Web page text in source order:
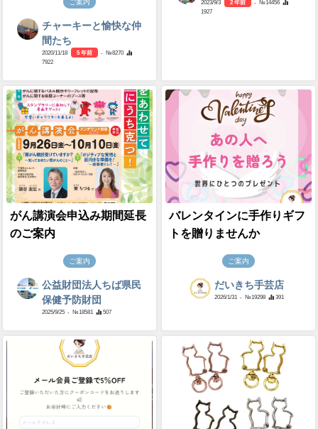
ご案内
チャーキーと愉快な仲
間たち
2020/11/18 5 年前
- №8270
7922
2023/9/3 2 年前
- №14456
1927
がん講演会申込み期間延長
のご案内
ご案内
公益財団法人ちば県民
保健予防財団
2025/9/25 - №18581 507
バレンタインに手作りギフ
トを贈りませんか
ご案内
だいきち手芸店
2026/1/31 - №19298 391